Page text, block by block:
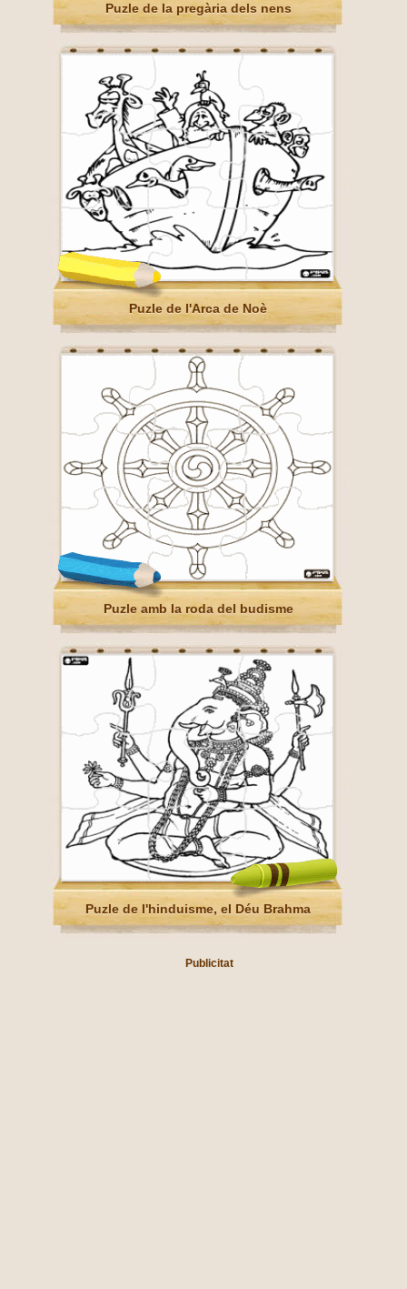
Puzle de la pregària dels nens
Puzle de l'Arca de Noè
Puzle amb la roda del budisme
Puzle de l'hinduisme, el Déu Brahma
Publicitat